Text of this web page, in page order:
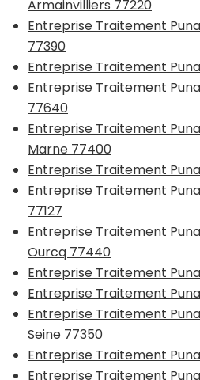
Armainvilliers 77220
Entreprise Traitement
77390
Entreprise Traitement
Entreprise Traitement
77640
Entreprise Traitement
Marne 77400
Entreprise Traitement
Entreprise Traitement
77127
Entreprise Traitement
Ourcq 77440
Entreprise Traitement
Entreprise Traitement
Entreprise Traitement
Seine 77350
Entreprise Traitement
Entreprise Traitement